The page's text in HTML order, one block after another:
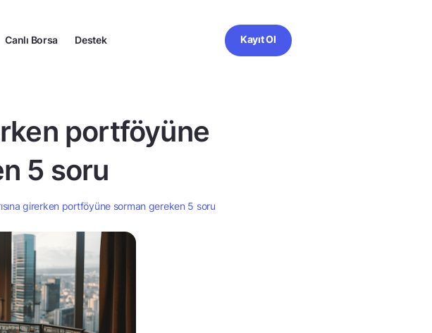
Canlı Borsa Destek Kayıt Ol
portföyüne
5 soru
girerken portföyüne sorman gereken 5 soru